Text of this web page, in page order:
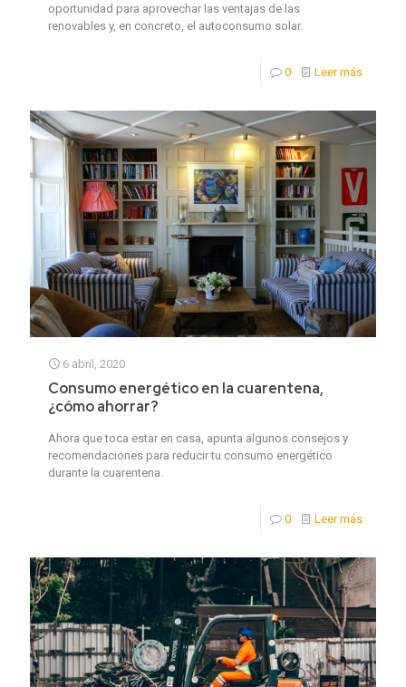
oportunidad para aprovechar las ventajas de las
renovables y, en concreto, el autoconsumo solar.
0 Leer más
6 abril, 2020
Consumo energético en la cuarentena,
¿cómo ahorrar?
Ahora que toca estar en casa, apunta algunos consejos y
recomendaciones para reducir tu consumo energético
durante la cuarentena.
0 Leer más